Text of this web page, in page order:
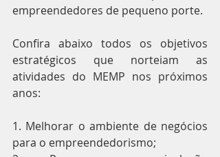
empreendedores de pequeno porte.
Confira abaixo todos os objetivos
estratégicos que norteiam as
atividades do MEMP nos próximos
anos:
1. Melhorar o ambiente de negócios
para o empreendedorismo;